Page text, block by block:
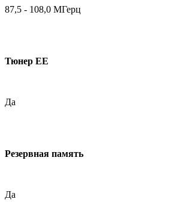
87,5 - 108,0 МГерц
Тюнер ЕЕ
Да
Резервная память
Да